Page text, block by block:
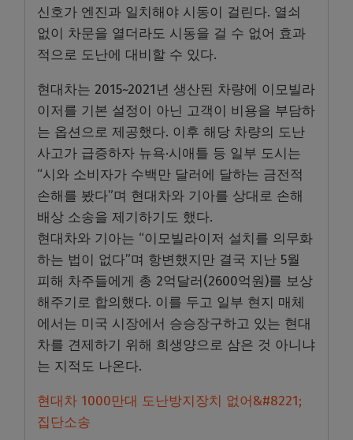
신호가 엔진과 일치해야 시동이 걸린다. 열쇠
없이 차문을 열더라도 시동을 걸 수 없어 효과
적으로 도난에 대비할 수 있다.
현대차는 2015~2021년 생산된 차량에 이모빌라
이저를 기본 설정이 아닌 고객이 비용을 부담하
는 옵션으로 제공했다. 이후 해당 차량의 도난
사고가 급증하자 뉴욕·시애틀 등 일부 도시는
“시와 소비자가 수백만 달러에 달하는 금전적
손해를 봤다”며 현대차와 기아를 상대로 손해
배상 소송을 제기하기도 했다.
현대차와 기아는 “이모빌라이저 설치를 의무화
하는 법이 없다”며 항변했지만 결국 지난 5월
피해 차주들에게 총 2억달러(2600억원)를 보상
해주기로 합의했다. 이를 두고 일부 현지 매체
에서는 미국 시장에서 승승장구하고 있는 현대
차를 견제하기 위해 희생양으로 삼은 것 아니냐
는 지적도 나온다.
현대차 1000만대 도난방지장치 없어&#8221;
집단소송